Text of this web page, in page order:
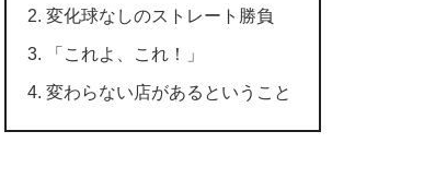
変化球なしのストレート勝負
「これよ、これ！」
変わらない店があるということ